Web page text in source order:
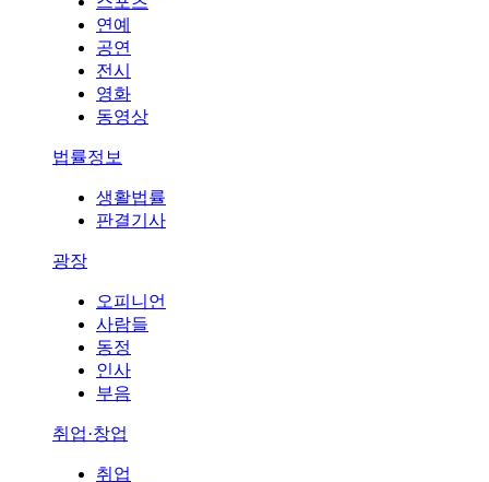
연예
공연
전시
영화
동영상
법률정보
생활법률
판결기사
광장
오피니언
사람들
동정
인사
부음
취업·창업
취업